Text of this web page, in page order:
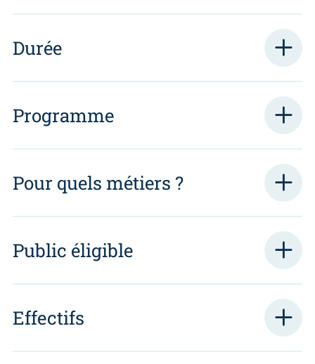
Durée
Programme
Pour quels métiers ?
Public éligible
Effectifs